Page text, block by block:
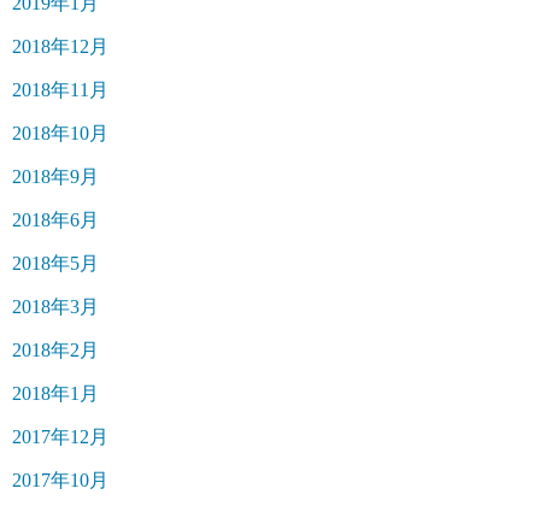
2018年12月
2018年11月
2018年10月
2018年9月
2018年6月
2018年5月
2018年3月
2018年2月
2018年1月
2017年12月
2017年10月